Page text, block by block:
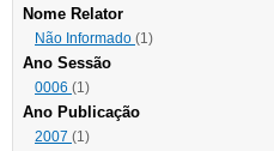
Nome Relator
Não Informado (1)
Ano Sessão
0006 (1)
Ano Publicação
2007 (1)